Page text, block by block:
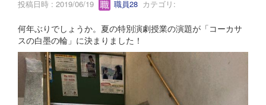
投稿日時 : 2019/06/19 職員28 カテゴリ:
何年ぶりでしょうか。夏の特別演劇授業の演題が「コーカサ
スの白墨の輪」に決まりました！